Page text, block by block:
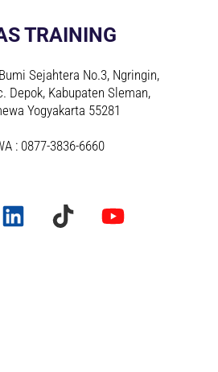
TRAINING
Sejahtera No.3, Ngringin,
Depok, Kabupaten Sleman,
Yogyakarta 55281
: 0877-3836-6660